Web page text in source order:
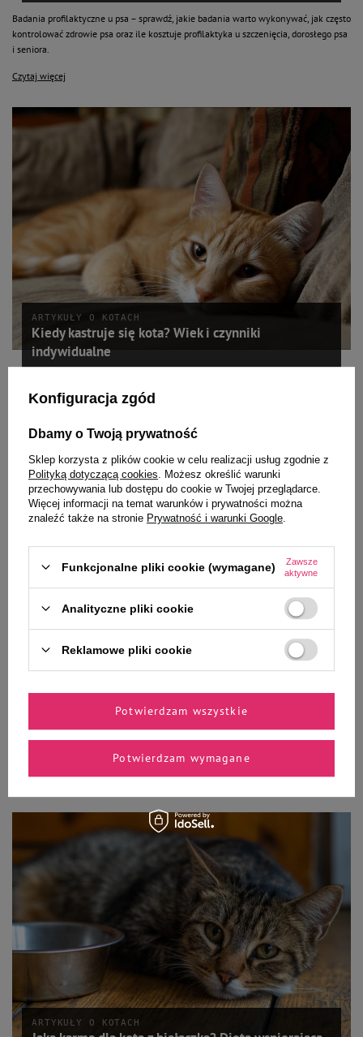
Badania profilaktyczne u psa – sprawdź, jakie badania warto wykonywać, jak często
kontrolować zdrowie psa oraz ile kosztuje profilaktyka u szczenięcia, dorosłego psa
i seniora.
Czytaj więcej
ARTYKUŁY O KOTACH
Kiedy kastruje się kota? Wiek i czynniki
indywidualne
najbezpieczniejszy i jakie daje korzyści zdrowotne i behawioralne.
Czytaj więcej
ARTYKUŁY O KOTACH
sposoby leczenia
Poznaj objawy i skuteczne leczenie przeziębienia u kota. Sprawdź, jak dbać o pupila
w domu, kiedy iść do lekarza weterynarii oraz jak zapobiegać nawrotom.
Czytaj więcej
ARTYKUŁY O KOTACH
Konfiguracja zgód
Dbamy o Twoją prywatność
Sklep korzysta z plików cookie w celu realizacji usług zgodnie z
Polityką dotyczącą cookies . Możesz określić warunki
przechowywania lub dostępu do cookie w Twojej przeglądarce.
Więcej informacji na temat warunków i prywatności można
znaleźć także na stronie Prywatność i warunki Google
Funkcjonalne pliki cookie (wymagane)
Zawsze
aktywne
Analityczne pliki cookie
Reklamowe pliki cookie
Potwierdzam wymagane
Potwierdzam wszystkie